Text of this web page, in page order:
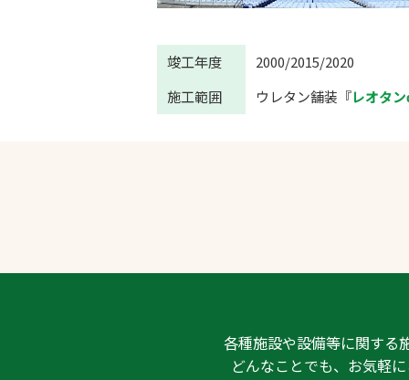
竣工年度
2000/2015/2020
施工範囲
ウレタン舗装『レオタ
各種施設や設備等に関する
どんなことでも、お気軽